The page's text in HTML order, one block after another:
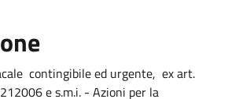
contingibile ed urgente, ex art.
e s.m.i. - Azioni per la